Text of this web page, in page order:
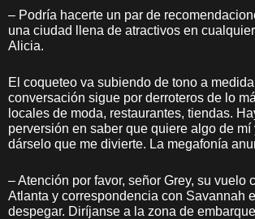
– Podría hacerte un par de
una ciudad llena de atractivos en
Alicia.
El coqueteo va subiendo de tono a
conversación sigue por derroteros de lo
locales de moda, restaurantes, tiendas.
perversión en saber que quiere algo de mí
dárselo que me divierte. La megafonía
– Atención por favor, señor Grey, su vuelo
Atlanta y correspondencia con Savannah
despegar. Diríjanse a la zona de